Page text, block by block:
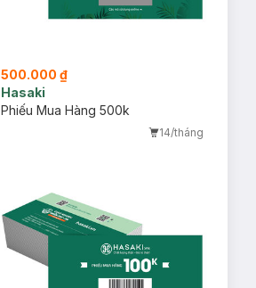
500.000 ₫
Hasaki
Phiếu Mua Hàng 500k
14/tháng